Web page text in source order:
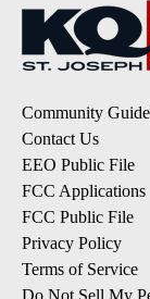
Community
Contact Us
EEO Public File
FCC Applications
FCC Public File
Privacy Policy
Terms of Service
Do Not Sell My